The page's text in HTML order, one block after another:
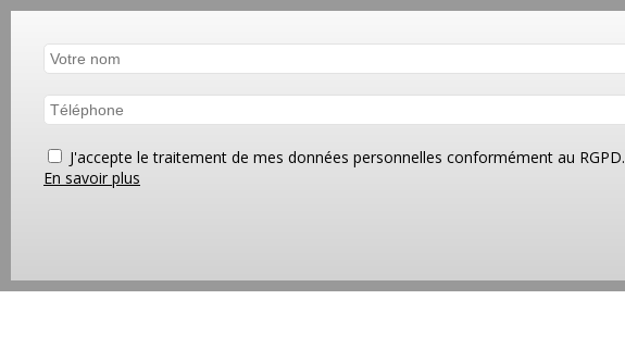
J'accepte le traitement de mes données personnelles conformément au RGPD.
En savoir plus